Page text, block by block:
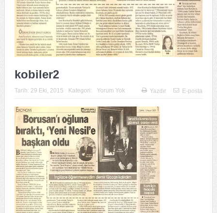
kobiler2
Tarih: 29 Eki, 2015 Kategori: Yorum Yok Yazdır E-posta